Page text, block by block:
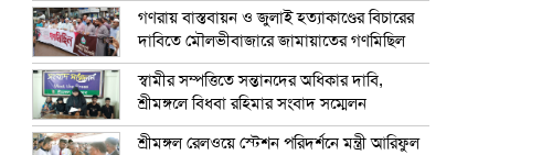
গণরায় বাস্তবায়ন ও জুলাই হত্যাকাণ্ডের বিচারের
দাবিতে মৌলভীবাজারে জামায়াতের গণমিছিল
স্বামীর সম্পত্তিতে সন্তানদের অধিকার দাবি,
শ্রীমঙ্গলে বিধবা রহিমার সংবাদ সম্মেলন
শ্রীমঙ্গল রেলওয়ে স্টেশন পরিদর্শনে মন্ত্রী আরিফুল